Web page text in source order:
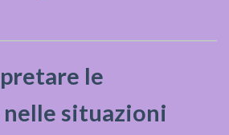
le
situazioni